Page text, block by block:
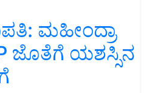
ಮಹೀಂದ್ರಾ
ಜೊತೆಗೆ ಯಶಸ್ಸಿನ